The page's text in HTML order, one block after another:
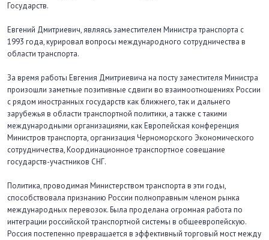
Государств.
Евгений Дмитриевич, являясь заместителем Министра транспорта с
1993 года, курировал вопросы международного сотрудничества в
области транспорта.
За время работы Евгения Дмитриевича на посту заместителя Министра
произошли заметные позитивные сдвиги во взаимоотношениях России
с рядом иностранных государств как ближнего, так и дальнего
зарубежья в области транспортной политики, а также с такими
международными организациями, как Европейская конференция
Министров транспорта, организация Черноморского Экономического
сотрудничества, Координационное транспортное совещание
государств-участников СНГ.
Политика, проводимая Министерством транспорта в эти годы,
способствовала признанию России полноправным членом рынка
международных перевозок. Была проделана огромная работа по
интеграции российской транспортной системы в общеевропейскую.
Россия постепенно превращается в эффективный торговый мост между